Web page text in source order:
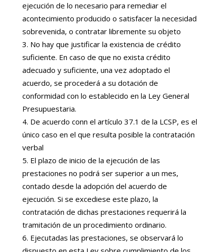
ejecución de lo necesario para remediar el
acontecimiento producido o satisfacer la necesidad
sobrevenida, o contratar libremente su objeto
No hay que justificar la existencia de crédito
suficiente. En caso de que no exista crédito
adecuado y suficiente, una vez adoptado el
acuerdo, se procederá a su dotación de
conformidad con lo establecido en la Ley General
Presupuestaria.
De acuerdo conn el artículo 37.1 de la LCSP, es el
único caso en el que resulta posible la contratación
verbal
El plazo de inicio de la ejecución de las
prestaciones no podrá ser superior a un mes,
contado desde la adopción del acuerdo de
ejecución. Si se excediese este plazo, la
contratación de dichas prestaciones requerirá la
tramitación de un procedimiento ordinario.
Ejecutadas las prestaciones, se observará lo